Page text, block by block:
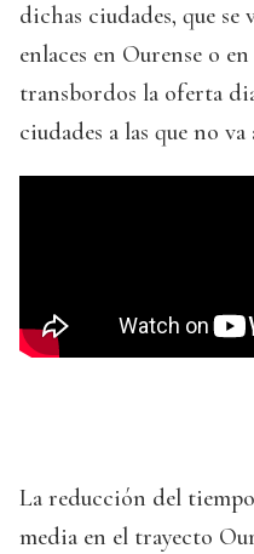
dichas ciudades, que
enlaces en Ourense o
transbordos la oferta
ciudades a las que no
La reducción del
media en el trayecto